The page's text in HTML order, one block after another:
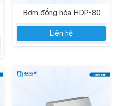
Bơm đồng hóa HDP-80
Liên hệ